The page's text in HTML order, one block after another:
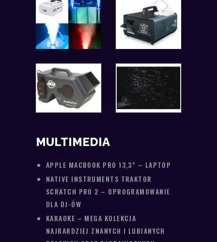
MULTIMEDIA
APPLE MACBOOK PRO 13,3” – LAPTOP
NATIVE INSTRUMENTS TRAKTOR
SCRATCH PRO 2 – OPROGRAMOWANIE
DLA DJ-ÓW
KARAOKE – MEGA KOLEKCJA
NAJBARDZIEJ ZNANYCH I LUBIANYCH